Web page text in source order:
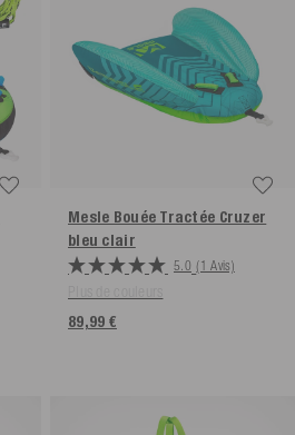
Mesle Bouée Tractée Cruzer
bleu clair
5.0 (1 Avis)
89,99 €